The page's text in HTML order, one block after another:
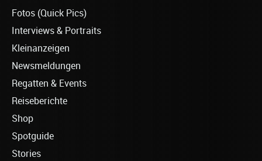
Fotos (Quick Pics)
Interviews & Portraits
Kleinanzeigen
Newsmeldungen
Regatten & Events
Reiseberichte
Shop
Spotguide
Stories